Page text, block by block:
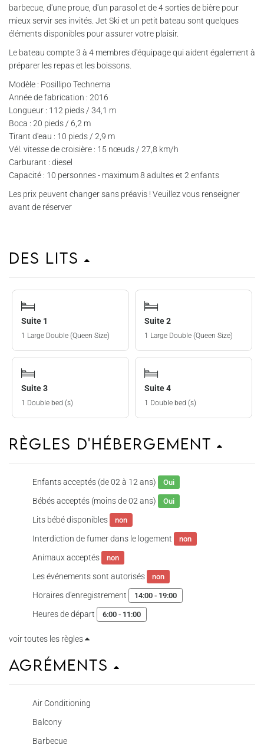
barbecue, d'une proue, d'un parasol et de 4 sorties de bière pour
mieux servir ses invités. Jet Ski et un petit bateau sont quelques
éléments disponibles pour assurer votre plaisir.
Le bateau compte 3 à 4 membres d'équipage qui aident également à
préparer les repas et les boissons.
Modèle : Posillipo Technema
Année de fabrication : 2016
Longueur : 112 pieds / 34,1 m
Boca : 20 pieds / 6,2 m
Tirant d'eau : 10 pieds / 2,9 m
Vél. vitesse de croisière : 15 nœuds / 27,8 km/h
Carburant : diesel
Capacité : 10 personnes - maximum 8 adultes et 2 enfants
Les prix peuvent changer sans préavis ! Veuillez vous renseigner
avant de réserver
Des lits
Suite 1
1 Large Double (Queen Size)
Suite 2
1 Large Double (Queen Size)
Suite 3
1 Double bed (s)
Suite 4
1 Double bed (s)
Règles d'hébergement
Enfants acceptés (de 02 à 12 ans) Oui
Bébés acceptés (moins de 02 ans) Oui
Lits bébé disponibles non
Interdiction de fumer dans le logement non
Animaux acceptés non
Les événements sont autorisés non
Horaires d'enregistrement 14:00 - 19:00
Heures de départ 6:00 - 11:00
voir toutes les règles
Agréments
Air Conditioning
Balcony
Barbecue